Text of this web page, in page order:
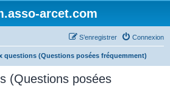
arcet.com
Connexion
S’enregistrer
questions (Questions posées fréquemment)
(Questions posées